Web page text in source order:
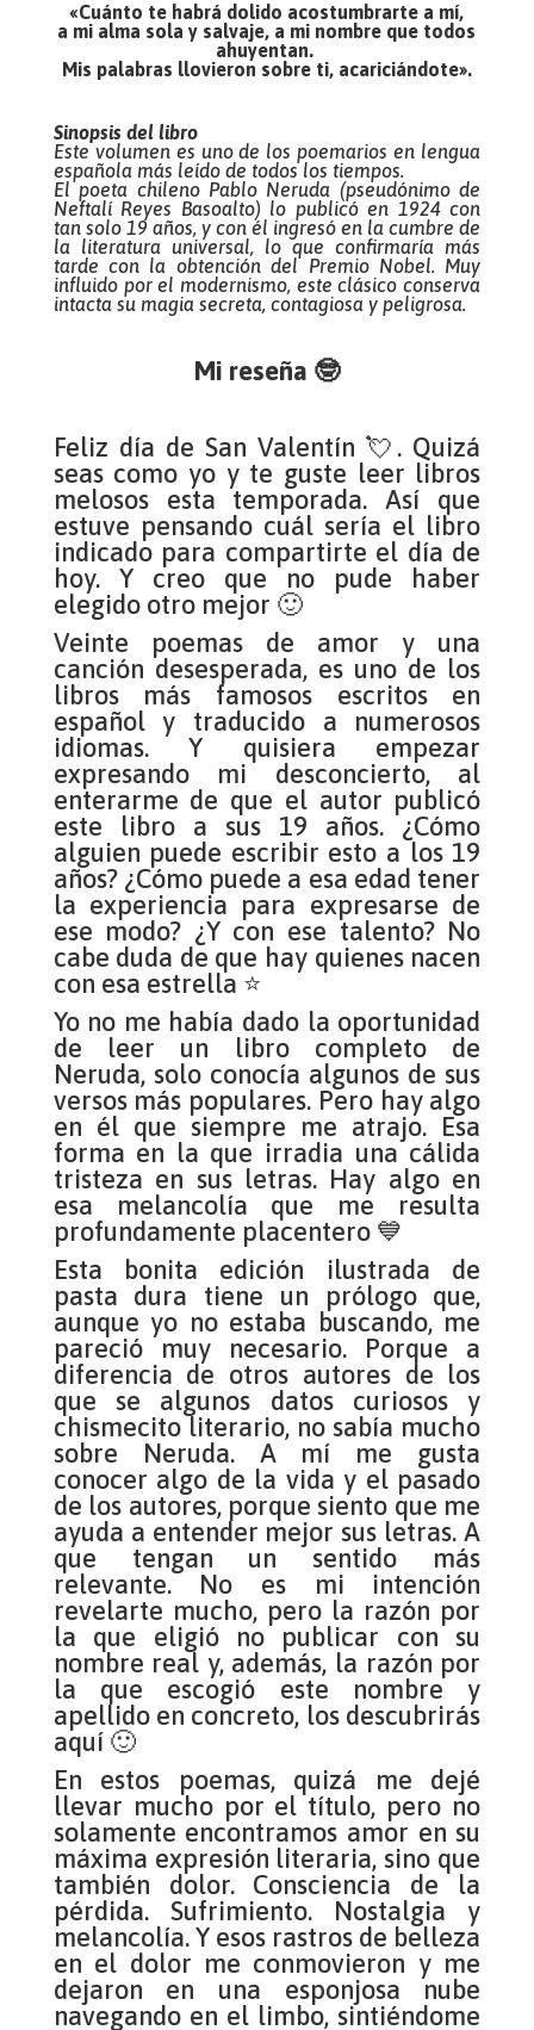
«Cuánto te habrá dolido acostumbrarte a mí,
a mi alma sola y salvaje, a mi nombre que todos
ahuyentan.
Mis palabras llovieron sobre ti, acariciándote».
Sinopsis del libro
Este volumen es uno de los poemarios en lengua
española más leído de todos los tiempos.
El poeta chileno Pablo Neruda (pseudónimo de
Neftalí Reyes Basoalto) lo publicó en 1924 con
tan solo 19 años, y con él ingresó en la cumbre de
la literatura universal, lo que confirmaría más
tarde con la obtención del Premio Nobel. Muy
influido por el modernismo, este clásico conserva
intacta su magia secreta, contagiosa y peligrosa.
Mi reseña 🤓
Feliz día de San Valentín 💘. Quizá
seas como yo y te guste leer libros
melosos esta temporada. Así que
estuve pensando cuál sería el libro
indicado para compartirte el día de
hoy. Y creo que no pude haber
elegido otro mejor 🙂
Veinte poemas de amor y una
canción desesperada, es uno de los
libros más famosos escritos en
español y traducido a numerosos
idiomas. Y quisiera empezar
expresando mi desconcierto, al
enterarme de que el autor publicó
este libro a sus 19 años. ¿Cómo
alguien puede escribir esto a los 19
años? ¿Cómo puede a esa edad tener
la experiencia para expresarse de
ese modo? ¿Y con ese talento? No
cabe duda de que hay quienes nacen
con esa estrella ⭐
Yo no me había dado la oportunidad
de leer un libro completo de
Neruda, solo conocía algunos de sus
versos más populares. Pero hay algo
en él que siempre me atrajo. Esa
forma en la que irradia una cálida
tristeza en sus letras. Hay algo en
esa melancolía que me resulta
profundamente placentero 💙
Esta bonita edición ilustrada de
pasta dura tiene un prólogo que,
aunque yo no estaba buscando, me
pareció muy necesario. Porque a
diferencia de otros autores de los
que se algunos datos curiosos y
chismecito literario, no sabía mucho
sobre Neruda. A mí me gusta
conocer algo de la vida y el pasado
de los autores, porque siento que me
ayuda a entender mejor sus letras. A
que tengan un sentido más
relevante. No es mi intención
revelarte mucho, pero la razón por
la que eligió no publicar con su
nombre real y, además, la razón por
la que escogió este nombre y
apellido en concreto, los descubrirás
aquí 🙂
En estos poemas, quizá me dejé
llevar mucho por el título, pero no
solamente encontramos amor en su
máxima expresión literaria, sino que
también dolor. Consciencia de la
pérdida. Sufrimiento. Nostalgia y
melancolía. Y esos rastros de belleza
en el dolor me conmovieron y me
dejaron en una esponjosa nube
navegando en el limbo, sintiéndome